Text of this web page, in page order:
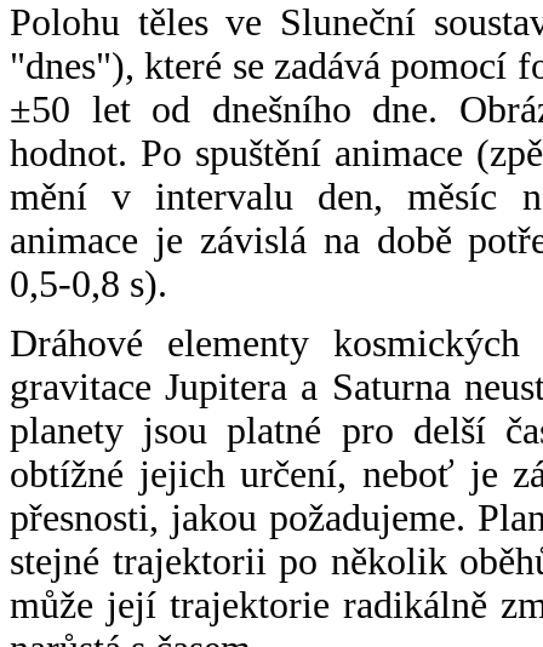
Polohu těles ve Sluneční
"dnes"), které se zadává pomocí
±50 let od dnešního dne.
hodnot. Po spuštění animace
mění v intervalu den, měsíc
animace je závislá na době
0,5-0,8 s).
Dráhové elementy
gravitace Jupitera a Saturna
planety jsou platné pro delší
obtížné jejich určení, neboť je
přesnosti, jakou požadujeme.
stejné trajektorii po několik
může její trajektorie radikálně